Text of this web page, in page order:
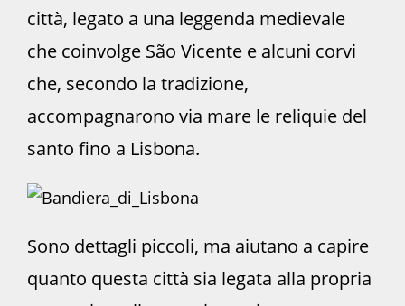
città, legato a una leggenda medievale
che coinvolge São Vicente e alcuni corvi
che, secondo la tradizione,
accompagnarono via mare le reliquie del
santo fino a Lisbona.
Sono dettagli piccoli, ma aiutano a capire
quanto questa città sia legata alla propria